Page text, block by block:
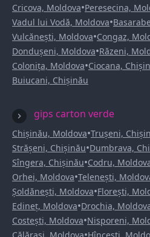
Cricova, Moldova•Peresecina,
Vadul lui Vodă, Moldova•
Vulcănești, Moldova•Congaz,
Dondușeni, Moldova•Răzeni,
Colonița, Moldova•Ciocana,
Buiucani, Chișinău
gips carton verde
Chișinău, Moldova•Trușeni,
Strășeni, Chișinău•Dumbrava,
Sîngera, Chișinău•Codru,
Orhei, Moldova•Telenești,
Șoldănești, Moldova•Florești,
Edineț, Moldova•Drochia,
Costești, Moldova•Nisporeni,